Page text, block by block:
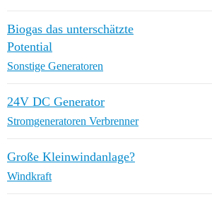
Biogas das unterschätzte
Potential
Sonstige Generatoren
24V DC Generator
Stromgeneratoren Verbrenner
Große Kleinwindanlage?
Windkraft